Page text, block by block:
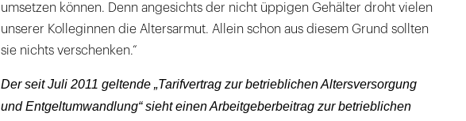
umsetzen können. Denn angesichts der nicht üppigen Gehälter droht vielen
unserer Kolleginnen die Altersarmut. Allein schon aus diesem Grund sollten
sie nichts verschenken.“
Der seit Juli 2011 geltende „Tarifvertrag zur betrieblichen Altersversorgung
und Entgeltumwandlung“ sieht einen Arbeitgeberbeitrag zur betrieblichen